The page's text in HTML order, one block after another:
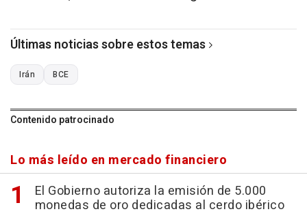
Últimas noticias sobre estos temas
Irán BCE
Contenido patrocinado
Lo más leído en mercado financiero
El Gobierno autoriza la emisión de 5.000
monedas de oro dedicadas al cerdo ibérico